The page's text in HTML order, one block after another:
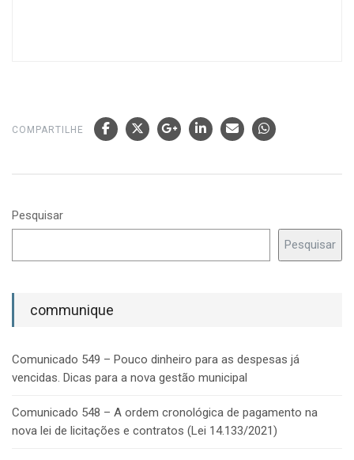
COMPARTILHE
Pesquisar
Pesquisar
communique
Comunicado 549 – Pouco dinheiro para as despesas já
vencidas. Dicas para a nova gestão municipal
Comunicado 548 – A ordem cronológica de pagamento na
nova lei de licitações e contratos (Lei 14.133/2021)